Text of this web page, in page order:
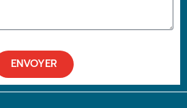
ENVOYER